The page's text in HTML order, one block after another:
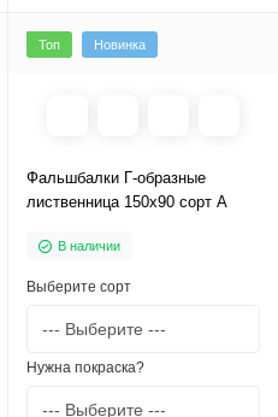
Топ Новинка
Фальшбалки Г-образные
лиственница 150х90 сорт А
В наличии
Выберите сорт
Нужна покраска?